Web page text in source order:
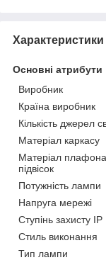
Характеристики
Основні атрибути
Виробник
Країна виробник
Кількість джерел
Матеріал каркасу
Матеріал плафона,
підвісок
Потужність лампи
Напруга мережі
Ступінь захисту IP
Стиль виконання
Тип лампи